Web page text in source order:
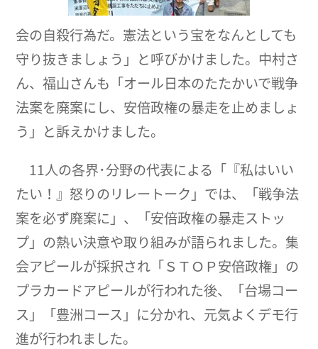
会の自殺行為だ。憲法という宝をなんとしても
守り抜きましょう」と呼びかけました。中村さ
ん、福山さんも「オール日本のたたかいで戦争
法案を廃案にし、安倍政権の暴走を止めましょ
う」と訴えかけました。
11人の各界･分野の代表による「『私はいい
たい！』怒りのリレートーク」では、「戦争法
案を必ず廃案に」、「安倍政権の暴走ストッ
プ」の熱い決意や取り組みが語られました。集
会アピールが採択され「ＳＴＯＰ安倍政権」の
プラカードアピールが行われた後、「台場コー
ス」「豊洲コース」に分かれ、元気よくデモ行
進が行われました。